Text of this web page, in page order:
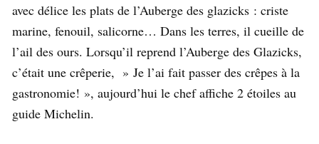
avec délice les plats de l’Auberge des glazicks : criste
marine, fenouil, salicorne… Dans les terres, il cueille de
l’ail des ours. Lorsqu’il reprend l’Auberge des Glazicks,
c’était une crêperie, » Je l’ai fait passer des crêpes à la
gastronomie! », aujourd’hui le chef affiche 2 étoiles au
guide Michelin.